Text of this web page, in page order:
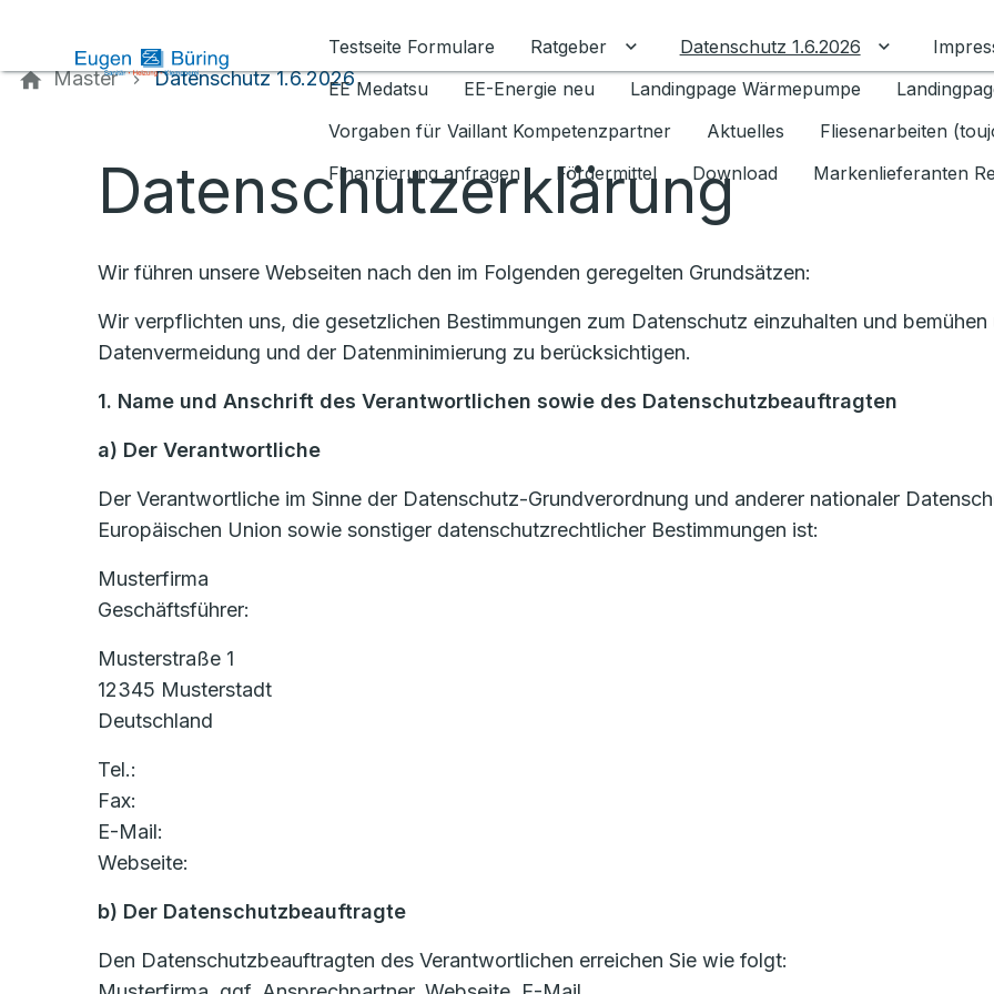
Testseite Formulare
Ratgeber Untermenü für Ratgeber umschalten
Datenschutz 1.6.2026 Untermenü
EE Medatsu
EE-Energie neu Landingpage Wärmepumpe
Vorgaben für Vaillant Kompetenzpartner
Aktuelles Fliesenarbeiten
Finanzierung anfragen
Fördermittel Download Markenlieferanten
Master Datenschutz 1.6.2026
Datenschutzerklärung
Wir führen unsere Webseiten nach den im Folgenden geregelten Grundsätzen:
Wir verpflichten uns, die gesetzlichen Bestimmungen zum Datenschutz einzuhalten und
Datenvermeidung und der Datenminimierung zu berücksichtigen.
1. Name und Anschrift des Verantwortlichen sowie des Datenschutzbeauftragten
a) Der Verantwortliche
Der Verantwortliche im Sinne der Datenschutz-Grundverordnung und anderer nationaler
Europäischen Union sowie sonstiger datenschutzrechtlicher Bestimmungen ist:
Musterfirma
Geschäftsführer:
Musterstraße 1
12345 Musterstadt
Deutschland
Tel.:
Fax:
E-Mail:
Webseite:
b) Der Datenschutzbeauftragte
Den Datenschutzbeauftragten des Verantwortlichen erreichen Sie wie folgt: